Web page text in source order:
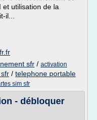
et utilisation de la
il...
sfr / activation
/ telephone portable
sim sfr
- débloquer